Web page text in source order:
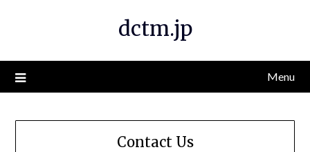
dctm.jp
Menu
Contact Us